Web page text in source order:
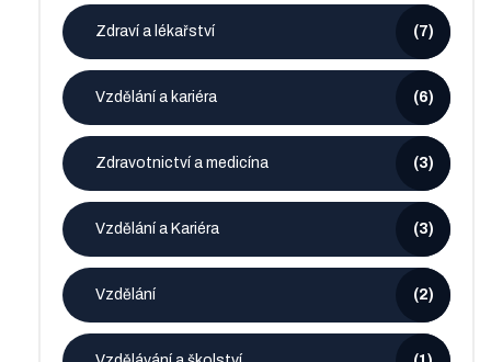
Zdraví a lékařství (7)
Vzdělání a kariéra (6)
Zdravotnictví a medicína (3)
Vzdělání a Kariéra (3)
Vzdělání (2)